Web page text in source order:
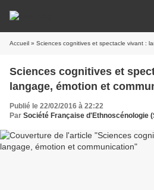
Accueil » Sciences cognitives et spectacle vivant :
Sciences cognitives et
langage, émotion et
Publié le 22/02/2016 à 22:22
Par Société Française d'Ethnoscénologie